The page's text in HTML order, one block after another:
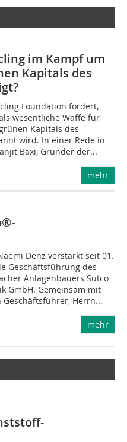
im Kampf um
Kapitals des
Foundation fordert,
wesentliche Waffe für
Kapitals des
wird. In einer Rede in
Baxi, Gründer der...
mehr
Denz verstärkt seit 01.
Geschäftsführung des
Anlagenbauers Sutco
GmbH. Gemeinsam mit
Herrn...
mehr